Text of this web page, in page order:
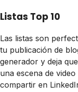
Listas Top 10
Las listas son
tu publicación de
generador y deja
una escena de
compartir en